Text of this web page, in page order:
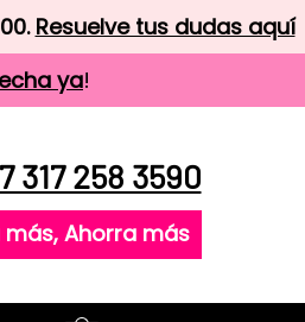
Resuelve tus dudas aquí
ya!
317 258 3590
Ahorra más